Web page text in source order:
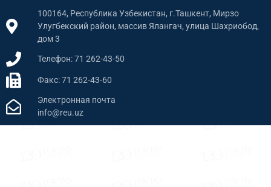
100164, Республика Узбекистан, г.Ташкент, Мирзо
Улугбекский район, массив Ялангач, улица Шахриобод,
дом 3
Телефон: 71 262-43-50
Факс: 71 262-43-60
Электронная почта
info@reu.uz